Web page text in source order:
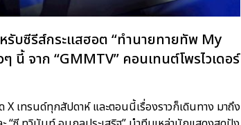
บซีรีส์กระแสฮอต “ทำนายทายทัพ My
นี้ จาก “GMMTV” คอนเทนต์โพรไวเดอร์
เทรนด์ทุกสัปดาห์ และตอนนี้เรื่องราวก็เดินทาง มาถึง